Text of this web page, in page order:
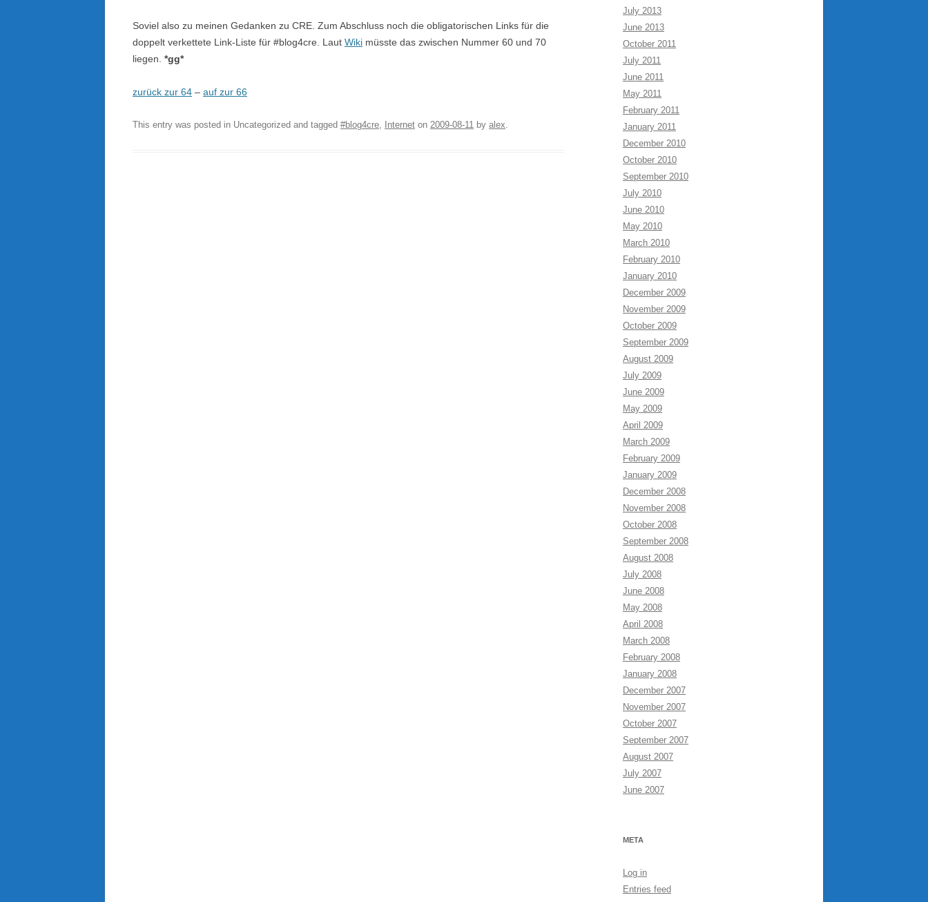
Soviel also zu meinen Gedanken zu CRE. Zum Abschluss noch die obligatorischen Links für die
doppelt verkettete Link-Liste für #blog4cre. Laut Wiki müsste das zwischen Nummer 60 und 70
liegen. *gg*
zurück zur 64 – auf zur 66
This entry was posted in Uncategorized and tagged #blog4cre, Internet on 2009-08-11 by alex.
July 2013
June 2013
October 2011
July 2011
June 2011
May 2011
February 2011
January 2011
December 2010
October 2010
September 2010
July 2010
June 2010
May 2010
March 2010
February 2010
January 2010
December 2009
November 2009
October 2009
September 2009
August 2009
July 2009
June 2009
May 2009
April 2009
March 2009
February 2009
January 2009
December 2008
November 2008
October 2008
September 2008
August 2008
July 2008
June 2008
May 2008
April 2008
March 2008
February 2008
January 2008
December 2007
November 2007
October 2007
September 2007
August 2007
July 2007
June 2007
META
Log in
Entries feed